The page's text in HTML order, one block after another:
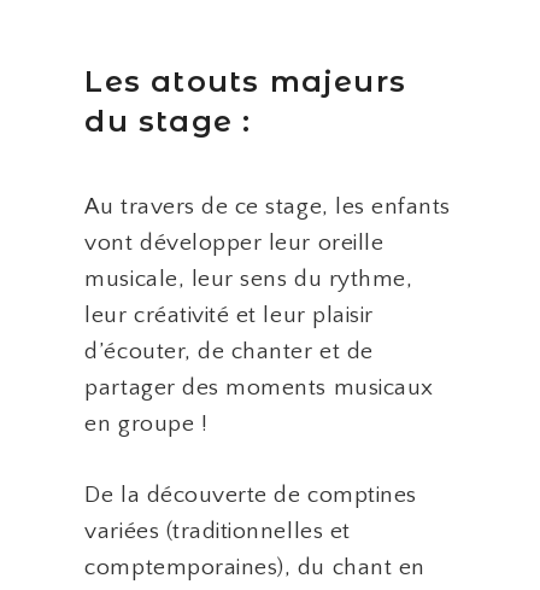
Les atouts majeurs
du stage :
Au travers de ce stage, les enfants
vont développer leur oreille
musicale, leur sens du rythme,
leur créativité et leur plaisir
d’écouter, de chanter et de
partager des moments musicaux
en groupe !
De la découverte de comptines
variées (traditionnelles et
comptemporaines), du chant en